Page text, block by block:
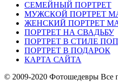
СЕМЕЙНЫЙ ПОРТРЕТ
МУЖСКОЙ ПОРТРЕТ
ЖЕНСКИЙ ПОРТРЕТ
ПОРТРЕТ НА СВАДЬБУ
ПОРТРЕТ В СТИЛЕ
ПОРТРЕТ В ПОДАРОК
КАРТА САЙТА
© 2009-2020 Фотошедевры Все